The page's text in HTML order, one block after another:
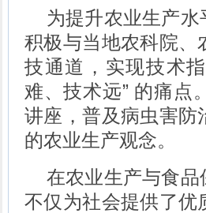
为提升农业生产
积极与当地农科院、
技通道，实现技术
难、技术远” 的痛点
讲座，普及病虫害防
的农业生产观念。
在农业生产与食
不仅为社会提供了优